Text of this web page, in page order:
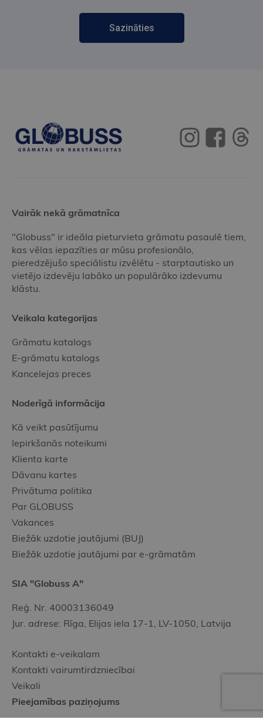
Sazināties
Vairāk nekā grāmatnīca
"Globuss" ir ideāla pieturvieta grāmatu pasaulē tiem,
kas vēlas iepazīties ar mūsu profesionālo,
pieredzējušo speciālistu izvēlētu - starptautisko un
vietējo izdevēju labāko un populārāko izdevumu
klāstu.
Veikala kategorijas
Grāmatu katalogs
E-grāmatu katalogs
Kancelejas preces
Noderīgā informācija
Kā veikt pasūtījumu
Iepirkšanās noteikumi
Klienta karte
Dāvanu kartes
Privātuma politika
Par GLOBUSS
Vakances
Biežāk uzdotie jautājumi (BUJ)
Biežāk uzdotie jautājumi par e-grāmatām
SIA "Globuss A"
Reģ. Nr. 40003136049
Jur. adrese: Rīga, Elijas iela 17-1, LV-1050, Latvija
Kontakti e-veikalam
Kontakti vairumtirdzniecībai
Veikali
Pieejamības paziņojums